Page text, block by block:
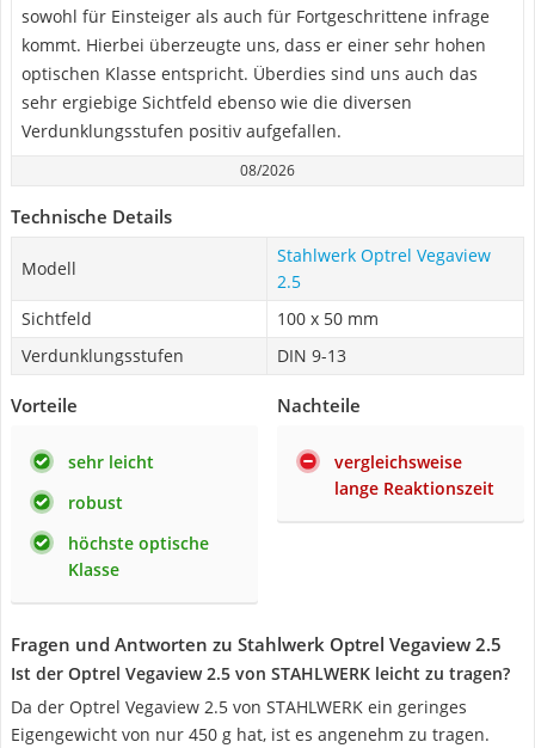
sowohl für Einsteiger als auch für Fortgeschrittene infrage
kommt. Hierbei überzeugte uns, dass er einer sehr hohen
optischen Klasse entspricht. Überdies sind uns auch das
sehr ergiebige Sichtfeld ebenso wie die diversen
Verdunklungsstufen positiv aufgefallen.
08/2026
Technische Details
Modell
Stahlwerk Optrel Vegaview
2.5
Sichtfeld
100 x 50 mm
Verdunklungsstufen
DIN 9-13
Vorteile
sehr leicht
robust
höchste optische
Klasse
Nachteile
vergleichsweise
lange Reaktionszeit
Fragen und Antworten zu Stahlwerk Optrel Vegaview 2.5
Ist der Optrel Vegaview 2.5 von STAHLWERK leicht zu tragen?
Da der Optrel Vegaview 2.5 von STAHLWERK ein geringes
Eigengewicht von nur 450 g hat, ist es angenehm zu tragen.